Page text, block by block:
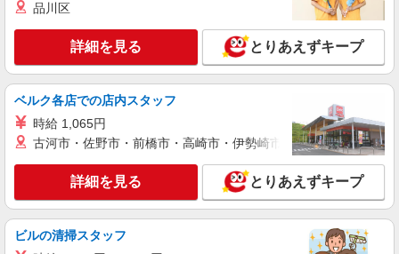
キープ 詳細を見る
派遣社員
株式会社kotrio /●MT-H-1733253
＜笛吹市＞障がい者デイサービスSTAFF＊40
時給1500円〜2125円 ＜日払い有/週払い有/交
笛吹市
キープ 詳細を見る
品川区
詳細を見る とりあえずキープ
ベルク各店での店内スタッフ
時給 1,065円
古河市・佐野市・前橋市・高崎市・伊勢崎市・太田市・館林市
詳細を見る とりあえずキープ
ビルの清掃スタッフ